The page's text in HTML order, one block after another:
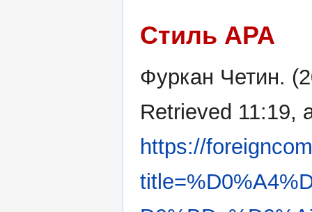
Стиль APA
Фуркан Четин.
Retrieved 11:19,
https://